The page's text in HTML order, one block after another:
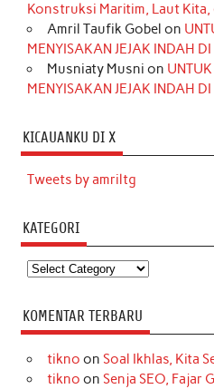
Konstruksi Maritim, Laut Kita,
Amril Taufik Gobel on
MENYISAKAN JEJAK INDAH DI
Musniaty Musni on
MENYISAKAN JEJAK INDAH DI
KICAUANKU DI X
Tweets by amriltg
KATEGORI
Kategori
KOMENTAR TERBARU
tikno on Soal Ikhlas, Kita
tikno on Senja SEO, Fajar